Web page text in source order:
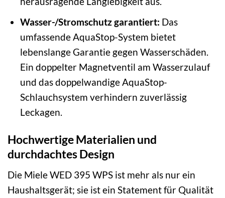
Wasser-/Stromschutz garantiert: Das
umfassende AquaStop-System bietet
lebenslange Garantie gegen Wasserschäden.
Ein doppelter Magnetventil am Wasserzulauf
und das doppelwandige AquaStop-
Schlauchsystem verhindern zuverlässig
Leckagen.
Hochwertige Materialien und
durchdachtes Design
Die Miele WED 395 WPS ist mehr als nur ein
Haushaltsgerät; sie ist ein Statement für Qualität